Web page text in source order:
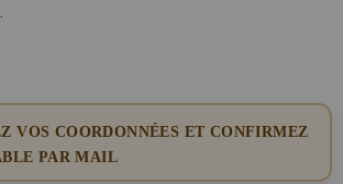
VOS COORDONNÉES ET CONFIRMEZ
PAR MAIL